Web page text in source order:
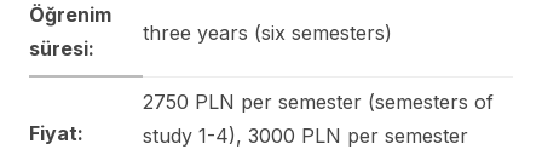
Öğrenim
süresi:
three years (six semesters)
Fiyat:
2750 PLN per semester (semesters of
study 1-4), 3000 PLN per semester